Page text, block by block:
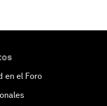
en el Foro